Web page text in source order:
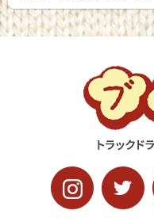
ト＆ナローボディ（G...